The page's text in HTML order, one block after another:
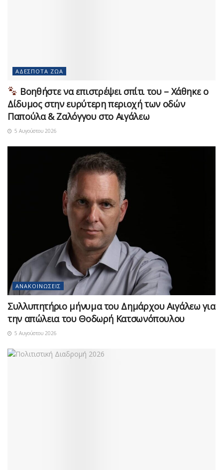
ΑΔΈΣΠΟΤΑ ΖΏΑ
Βοηθήστε να επιστρέψει σπίτι του – Χάθηκε ο
Δίδυμος στην ευρύτερη περιοχή των οδών
Παπούλα & Ζαλόγγου στο Αιγάλεω
5 Αυγούστου 2026
ΑΝΑΚΟΙΝΏΣΕΙΣ
Συλλυπητήριο μήνυμα του Δημάρχου Αιγάλεω για
την απώλεια του Θοδωρή Κατσωνόπουλου
5 Αυγούστου 2026